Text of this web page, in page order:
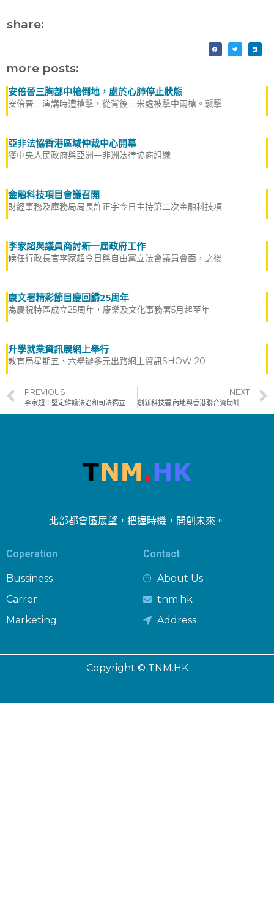
share:
more posts:
安倍晉三胸部中槍倒地，處於心肺停止狀態
安倍晉三演講時遭槍擊，從背後三米處被擊中兩槍。襲擊
亞非法協香港區域仲裁中心開幕
獲中央人民政府與亞洲—非洲法律協商組織
金融科技項目會議召開
財經事務及庫務局局長許正宇今日主持第二次金融科技項
李家超與議員商討新一屆政府工作
候任行政長官李家超今日與自由黨立法會議員會面，之後
康文署精彩節目慶回歸25周年
為慶祝特區成立25周年，康樂及文化事務署5月起至年
升學就業資訊展網上舉行
教育局星期五、六舉辦多元出路網上資訊SHOW 20
PREVIOUS
李家超：堅定維護法治和司法獨立
NEXT
創新科技署,內地與香港聯合資助計劃接受申請
北部都會區展望，把握時機，開創未來。
Coperation
Bussiness
Carrer
Marketing
Contact
About Us
tnm.hk
Address
Copyright © TNM.HK